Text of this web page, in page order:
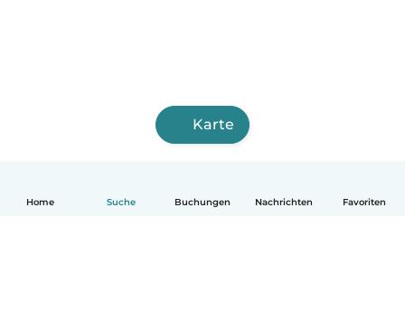
Home Suche Buchungen Nachrichten Favoriten
Karte